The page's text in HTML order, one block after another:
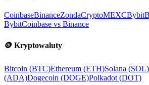
CoinbaseBinanceZondaCryptoMEXCBybit
BybitCoinbase vs Binance
🪙 Kryptowaluty
Bitcoin (BTC)Ethereum (ETH)Solana (SOL)
(ADA)Dogecoin (DOGE)Polkadot (DOT)